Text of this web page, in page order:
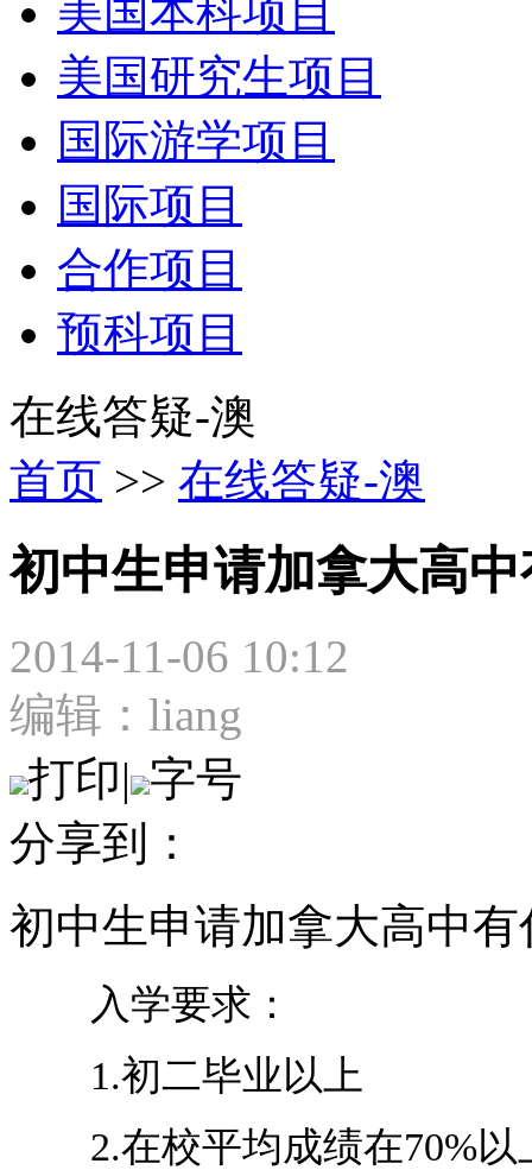
美国本科项目
美国研究生项目
国际游学项目
国际项目
合作项目
预科项目
在线答疑-澳
首页 >> 在线答疑-澳
初中生申请加拿大高
2014-11-06 10:12
编辑：liang
打印| 字号
分享到：
初中生申请加拿大高中
入学要求：
1.初二毕业以上
2.在校平均成绩在70%以